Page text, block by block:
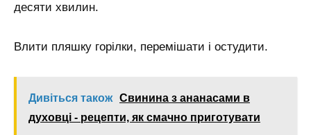
десяти хвилин.
Влити пляшку горілки, перемішати і остудити.
Дивіться також Свинина з ананасами в
духовці - рецепти, як смачно приготувати